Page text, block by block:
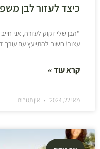
כיצד לעזור לבן
"הבן שלי זקוק לעזרה, אני
עצור! חשוב להתייעץ עם עורך
קרא עוד »
מאי 22, 2024 אין תגובות